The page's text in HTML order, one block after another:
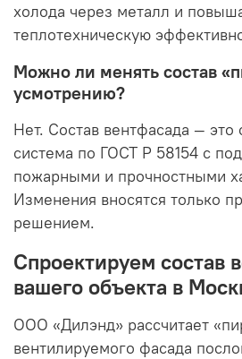
холода через металл и
теплотехническую
Можно ли менять состав
усмотрению?
Нет. Состав вентфасада — это
система по ГОСТ Р 58154 с
пожарными и прочностными
Изменения вносятся только
решением.
Спроектируем состав
вашего объекта в
ООО «Дилэнд» рассчитает
вентилируемого фасада